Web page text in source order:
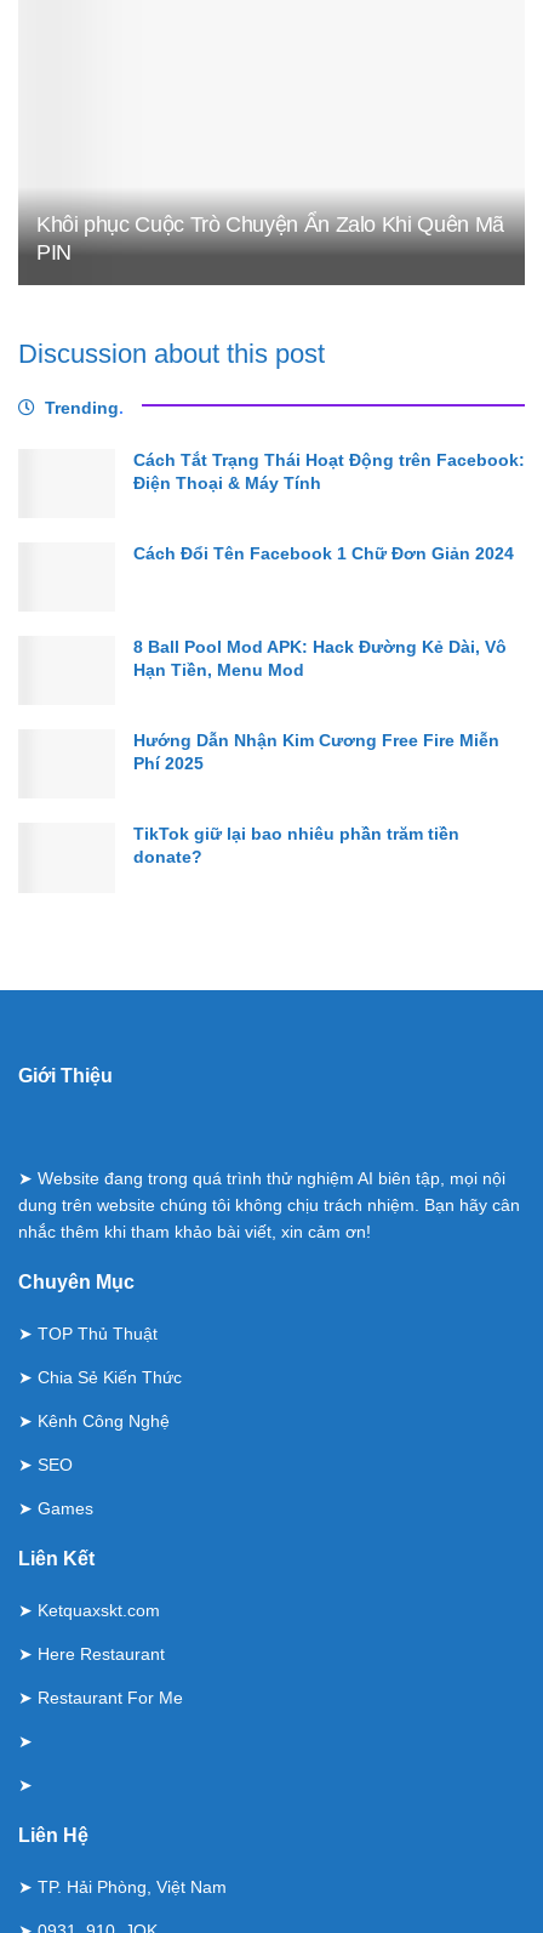
Khôi phục Cuộc Trò Chuyện Ẩn Zalo Khi Quên Mã
PIN
Discussion about this post
Trending.
Cách Tắt Trạng Thái Hoạt Động trên Facebook:
Điện Thoại & Máy Tính
Cách Đổi Tên Facebook 1 Chữ Đơn Giản 2024
8 Ball Pool Mod APK: Hack Đường Kẻ Dài, Vô
Hạn Tiền, Menu Mod
Hướng Dẫn Nhận Kim Cương Free Fire Miễn
Phí 2025
TikTok giữ lại bao nhiêu phần trăm tiền
donate?
Giới Thiệu
➤ Website đang trong quá trình thử nghiệm AI biên tập, mọi nội
dung trên website chúng tôi không chịu trách nhiệm. Bạn hãy cân
nhắc thêm khi tham khảo bài viết, xin cảm ơn!
Chuyên Mục
➤ TOP Thủ Thuật
➤ Chia Sẻ Kiến Thức
➤ Kênh Công Nghệ
➤ SEO
➤ Games
Liên Kết
➤ Ketquaxskt.com
➤ Here Restaurant
➤ Restaurant For Me
➤
➤
Liên Hệ
➤ TP. Hải Phòng, Việt Nam